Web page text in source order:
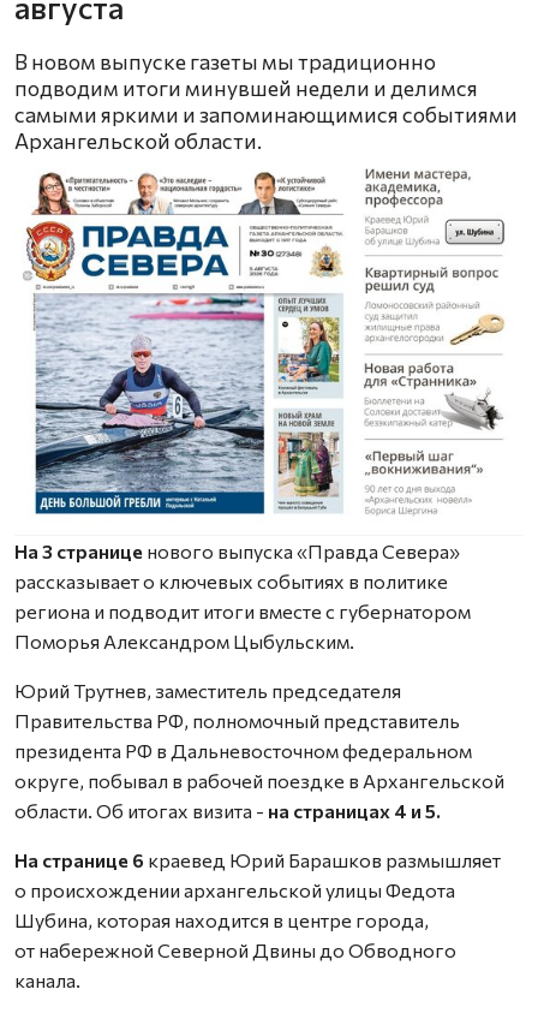
В новом выпуске газеты мы традиционно
подводим итоги минувшей недели и делимся
самыми яркими и запоминающимися событиями
Архангельской области.
На 3 странице нового выпуска «Правда Севера»
рассказывает о ключевых событиях в политике
региона и подводит итоги вместе с губернатором
Поморья Александром Цыбульским.
Юрий Трутнев, заместитель председателя
Правительства РФ, полномочный представитель
президента РФ в Дальневосточном федеральном
округе, побывал в рабочей поездке в Архангельской
области. Об итогах визита - на страницах 4 и 5.
На странице 6 краевед Юрий Барашков размышляет
о происхождении архангельской улицы Федота
Шубина, которая находится в центре города,
от набережной Северной Двины до Обводного
канала.